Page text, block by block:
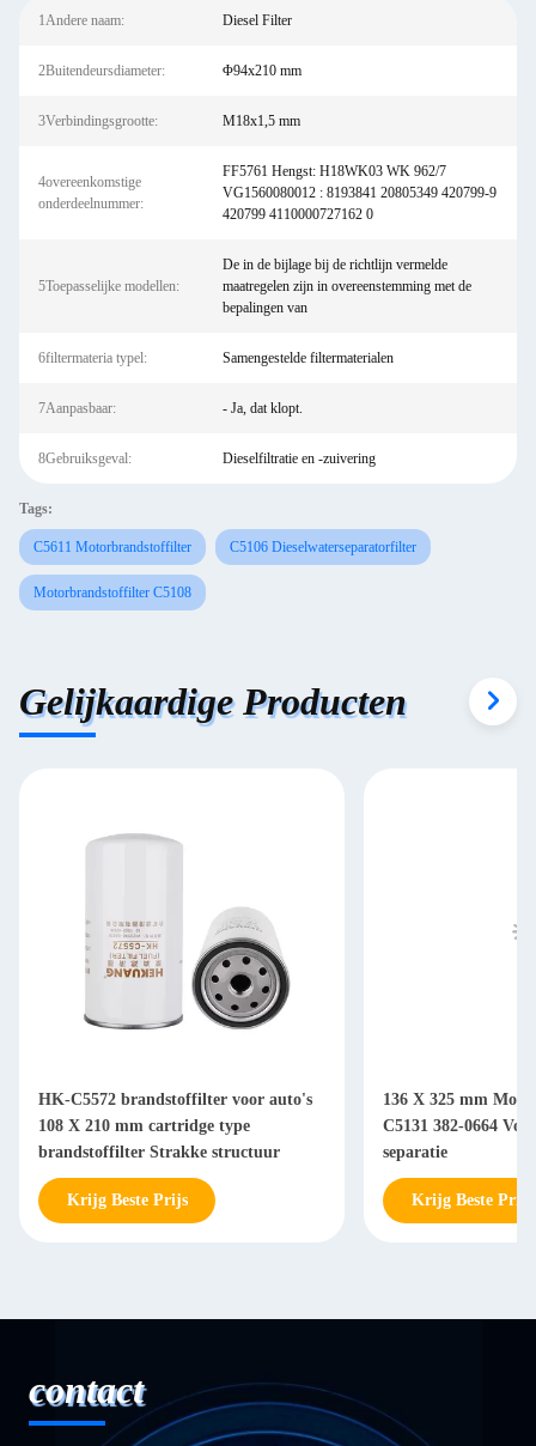
1Andere naam: Diesel Filter
2Buitendeursdiameter: Φ94x210 mm
3Verbindingsgrootte: M18x1,5 mm
4overeenkomstige
onderdeelnummer:
FF5761 Hengst: H18WK03 WK 962/7
VG1560080012 : 8193841 20805349 420799-9
420799 4110000727162 0
5Toepasselijke modellen:
De in de bijlage bij de richtlijn vermelde
maatregelen zijn in overeenstemming met de
bepalingen van
6filtermateria typel: Samengestelde filtermaterialen
7Aanpasbaar: - Ja, dat klopt.
8Gebruiksgeval: Dieselfiltratie en -zuivering
Tags:
C5611 Motorbrandstoffilter C5106 Dieselwaterseparatorfilter
Motorbrandstoffilter C5108
Gelijkaardige Producten
HK-C5572 brandstoffilter voor auto's
108 X 210 mm cartridge type
brandstoffilter Strakke structuur
Krijg Beste Prijs
136 X 325 mm
C5131 382-0664
separatie
Krijg Beste Prijs
contact